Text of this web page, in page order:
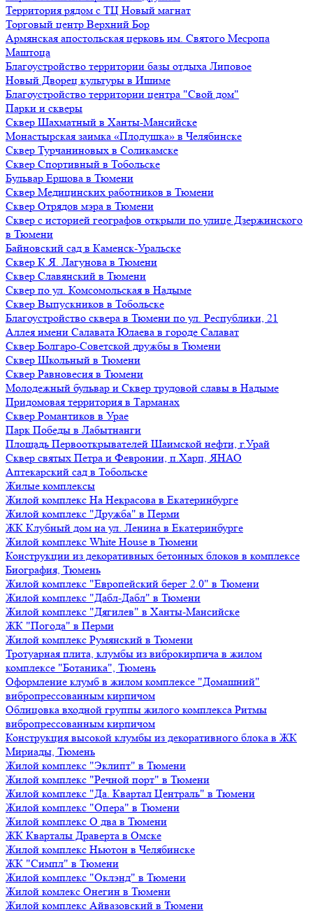
Территория рядом с ТЦ Новый магнат
Торговый центр Верхний Бор
Армянская апостольская церковь им. Святого Месропа
Маштоца
Благоустройство территории базы отдыха Липовое
Нoвый Двoрeц культуры в Ишимe
Благоустройство территории центра "Свой дом"
Парки и скверы
Сквер Шахматный в Ханты-Мансийске
Монастырская заимка «Плодушка» в Челябинске
Сквер Турчаниновых в Соликамске
Сквер Спортивный в Тобольске
Бульвар Ершова в Тюмени
Сквер Медицинских работников в Тюмени
Сквер Отрядов мэра в Тюмени
Сквер с историей географов открыли по улице Дзержинского
в Тюмени
Байновский сад в Каменск-Уральске
Сквер К.Я. Лагунова в Тюмени
Сквер Славянский в Тюмени
Сквер по ул. Комсомольская в Надыме
Сквер Выпускников в Тобольске
Благоустройство сквера в Тюмени по ул. Республики, 21
Аллея имени Салавата Юлаева в городе Салават
Сквер Болгаро-Советской дружбы в Тюмени
Сквер Школьный в Тюмени
Сквер Равновесия в Тюмени
Молодежный бульвар и Сквер трудовой славы в Надыме
Придомовая территория в Тарманах
Сквер Романтиков в Урае
Парк Победы в Лабытнанги
Площадь Первооткрывателей Шаимской нефти, г.Урай
Сквер святых Петра и Февронии, п.Харп, ЯНАО
Аптекарский сад в Тобольске
Жилые комплексы
Жилой комплекс На Некрасова в Екатеринбурге
Жилой комплекс "Дружба" в Перми
ЖК Клубный дом на ул. Ленина в Екатеринбурге
Жилой комплекс White House в Тюмени
Конструкции из декоративных бетонных блоков в комплексе
Биография, Тюмень
Жилой комплекс "Европейский берег 2.0" в Тюмени
Жилой комплекс "Дабл-Дабл" в Тюмени
Жилой комплекс "Дягилев" в Ханты-Мансийске
ЖК "Погода" в Перми
Жилой комплекс Румянский в Тюмени
Тротуарная плита, клумбы из виброкирпича в жилом
комплексе "Ботаника", Тюмень
Оформление клумб в жилом комплексе "Домашний"
вибропрессованным кирпичом
Облицовка входной группы жилого комплекса Ритмы
вибропрессованным кирпичом
Конструкция высокой клумбы из декоративного блока в ЖК
Мириады, Тюмень
Жилой комплекс "Эклипт" в Тюмени
Жилой комплекс "Речной порт" в Тюмени
Жилой комплекс "Да. Квартал Централь" в Тюмени
Жилой комплекс "Опера" в Тюмени
Жилой комплекс О два в Тюмени
ЖК Кварталы Драверта в Омске
Жилой комплекс Ньютон в Челябинске
ЖК "Симпл" в Тюмени
Жилой комплекс "Оклэнд" в Тюмени
Жилой комлекс Онегин в Тюмени
Жилой комплекс Айвазовский в Тюмени